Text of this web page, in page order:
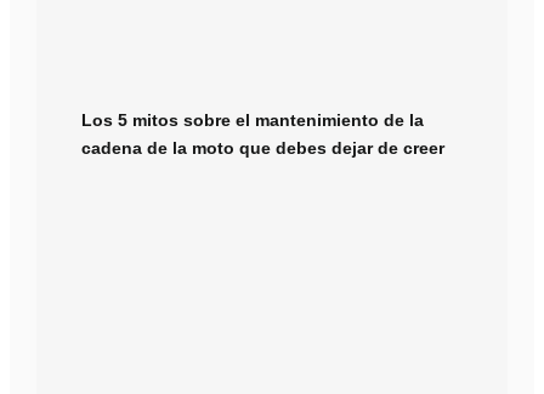
Los 5 mitos sobre el mantenimiento de la
cadena de la moto que debes dejar de creer